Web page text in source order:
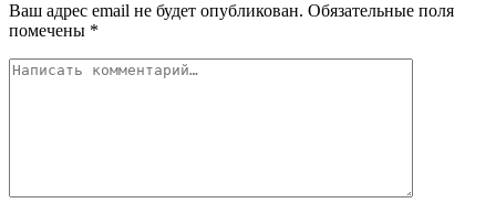
Ваш адрес email не будет опубликован. Обязательные поля
помечены *